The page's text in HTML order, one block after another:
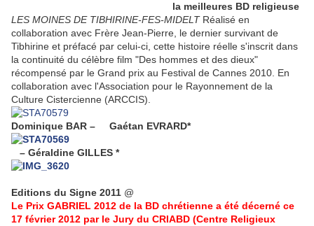
la meilleures BD religieuse
LES MOINES DE TIBHIRINE-FES-MIDELT Réalisé en
collaboration avec Frère Jean-Pierre, le dernier survivant de
Tibhirine et préfacé par celui-ci, cette histoire réelle s'inscrit dans
la continuité du célèbre film "Des hommes et des dieux"
récompensé par le Grand prix au Festival de Cannes 2010. En
collaboration avec l'Association pour le Rayonnement de la
Culture Cistercienne (ARCCIS).
Dominique BAR – Gaétan EVRARD*
– Géraldine GILLES *
Editions du Signe 2011 @
Le Prix GABRIEL 2012 de la BD chrétienne a été décerné ce
17 février 2012 par le Jury du CRIABD (Centre Religieux